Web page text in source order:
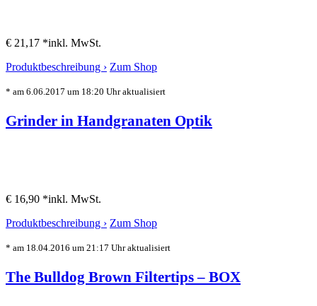
€ 21,17 *inkl. MwSt.
Produktbeschreibung › Zum Shop
* am 6.06.2017 um 18:20 Uhr aktualisiert
Grinder in Handgranaten Optik
€ 16,90 *inkl. MwSt.
Produktbeschreibung › Zum Shop
* am 18.04.2016 um 21:17 Uhr aktualisiert
The Bulldog Brown Filtertips – BOX